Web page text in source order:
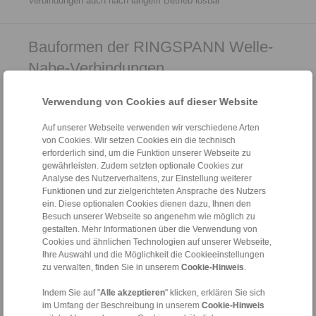
Verwendung von Cookies auf dieser Website
Auf unserer Webseite verwenden wir verschiedene Arten
von Cookies. Wir setzen Cookies ein die technisch
erforderlich sind, um die Funktion unserer Webseite zu
gewährleisten. Zudem setzten optionale Cookies zur
Analyse des Nutzerverhaltens, zur Einstellung weiterer
Funktionen und zur zielgerichteten Ansprache des Nutzers
ein. Diese optionalen Cookies dienen dazu, Ihnen den
Besuch unserer Webseite so angenehm wie möglich zu
gestalten. Mehr Informationen über die Verwendung von
Cookies und ähnlichen Technologien auf unserer Webseite,
Ihre Auswahl und die Möglichkeit die Cookieeinstellungen
zu verwalten, finden Sie in unserem Cookie-Hinweis
Indem Sie auf "Alle akzeptieren" klicken, erklären Sie sich
im Umfang der Beschreibung in unserem Cookie-Hinweis
Bauformen der RINGSPANN Welle-
Nabe-Verbindungen
Schrumpfscheiben
Schrumpfscheiben sind
Außenspannverbindungen zur
spielfreien Befestigung von
Hohlwellen oder Naben auf
Wellen. Bei ihnen ­erzeugen
Kegelflächen, die mittels
Spannschrauben
aufeinandergezogen werden, ­
Radial­kräfte; diese pressen die
Hohlwelle auf die Welle. Damit
können Drehmomente oder
Axialkräfte direkt von der
Welle übertragen werden. Die
Schrumpf­scheibe selbst ist
nicht an der Übertragung der